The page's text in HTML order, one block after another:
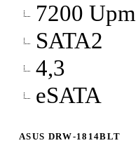
7200 Upm
SATA2
4,3
eSATA
ASUS DRW-1814BLT